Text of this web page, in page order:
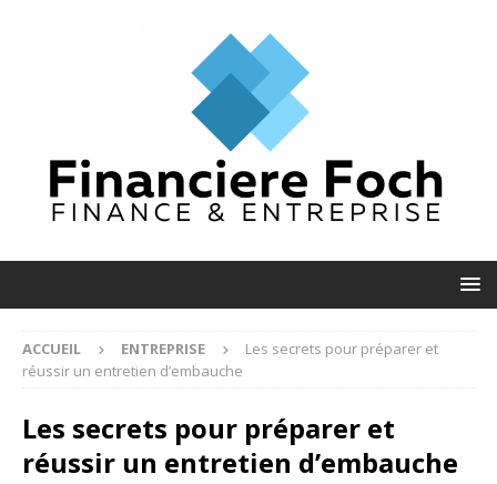
ACCUEIL ENTREPRISE
Les secrets pour préparer et
réussir un entretien d’embauche
Les secrets pour préparer et
réussir un entretien d’embauche